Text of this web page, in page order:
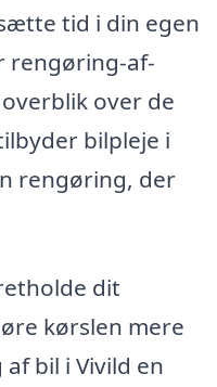
tid i din egen
rengøring-af-
over de
bilpleje i
rengøring, der
dit
kørslen mere
bil i Vivild en